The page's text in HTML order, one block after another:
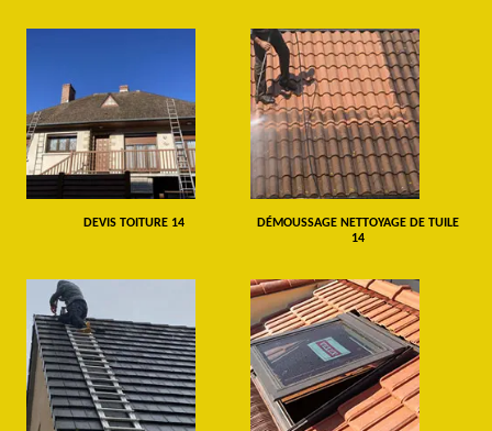
DEVIS TOITURE 14
DÉMOUSSAGE NETTOYAGE DE TUILE
14